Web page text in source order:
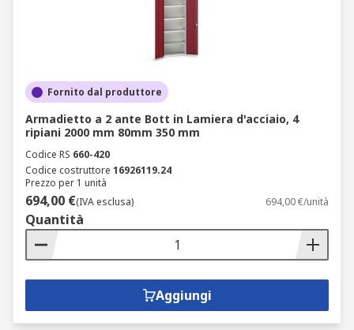
Fornito dal produttore
Armadietto a 2 ante Bott in Lamiera d'acciaio, 4
ripiani 2000 mm 80mm 350 mm
Codice RS 660-420
Codice costruttore 16926119.24
Prezzo per 1 unità
694,00 €(IVA esclusa) 694,00 €/unità
Quantità
Aggiungi